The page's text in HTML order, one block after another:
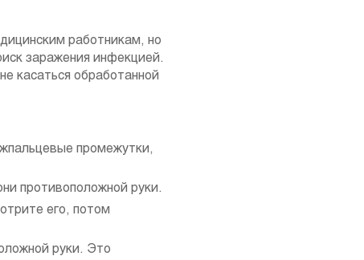
работникам, но
заражения инфекцией.
касаться обработанной
промежутки,
противоположной руки.
его, потом
руки. Это